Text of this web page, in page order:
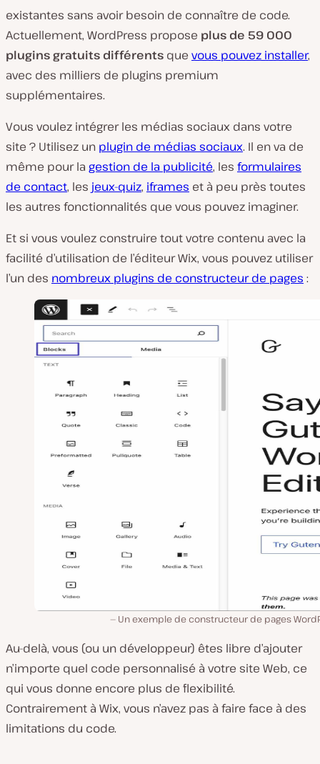
existantes sans avoir besoin de connaître de code.
Actuellement, WordPress propose plus de 59 000
plugins gratuits différents que vous pouvez installer,
avec des milliers de plugins premium
supplémentaires.
Vous voulez intégrer les médias sociaux dans votre
site ? Utilisez un plugin de médias sociaux. Il en va de
même pour la gestion de la publicité, les formulaires
de contact, les jeux-quiz, iframes et à peu près toutes
les autres fonctionnalités que vous pouvez imaginer.
Et si vous voulez construire tout votre contenu avec la
facilité d’utilisation de l’éditeur Wix, vous pouvez utiliser
l’un des nombreux plugins de constructeur de pages :
Un exemple de constructeur de pages
Au-delà, vous (ou un développeur) êtes libre d’ajouter
n’importe quel code personnalisé à votre site Web, ce
qui vous donne encore plus de flexibilité.
Contrairement à Wix, vous n’avez pas à faire face à des
limitations du code.